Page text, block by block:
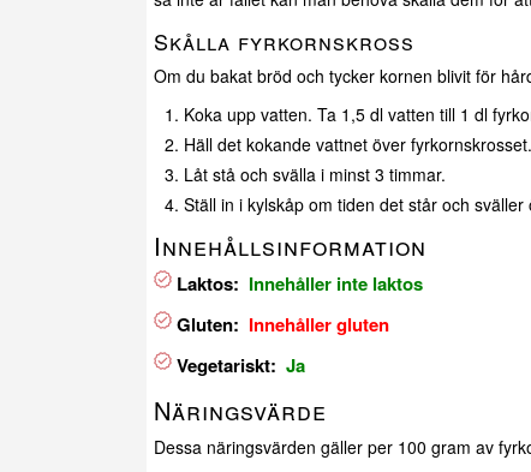
Skålla fyrkornskross
Om du bakat bröd och tycker kornen blivit för
Koka upp vatten. Ta 1,5 dl vatten till 1 dl
Häll det kokande vattnet över fyrkornskrosset.
Låt stå och svälla i minst 3 timmar.
Ställ in i kylskåp om tiden det står och
Innehållsinformation
Laktos: Innehåller inte laktos
Gluten: Innehåller gluten
Vegetariskt: Ja
Näringsvärde
Dessa näringsvärden gäller per 100 gram av